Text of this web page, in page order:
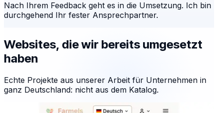
Nach Ihrem Feedback geht es in die Umsetzung. Ich bin
durchgehend Ihr fester Ansprechpartner.
Websites, die wir bereits umgesetzt
haben
Echte Projekte aus unserer Arbeit für Unternehmen in
ganz Deutschland: nicht aus dem Katalog.